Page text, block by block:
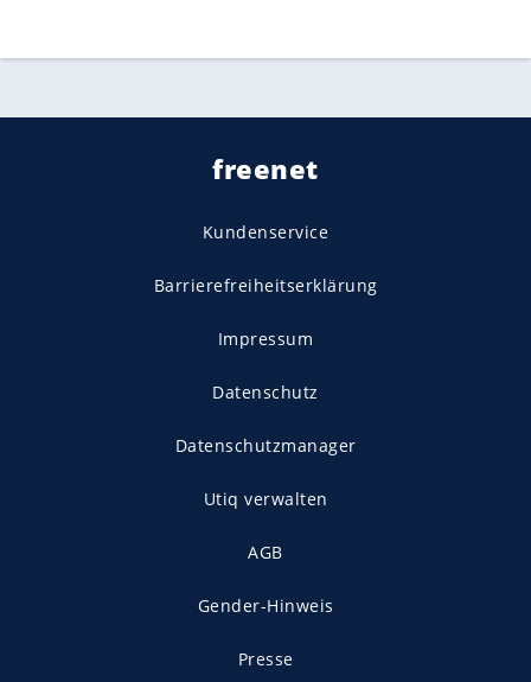
freenet
Kundenservice
Barrierefreiheitserklärung
Impressum
Datenschutz
Datenschutzmanager
Utiq verwalten
AGB
Gender-Hinweis
Presse